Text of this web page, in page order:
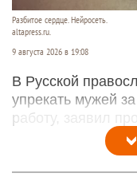
Разбитое сердце. Нейросеть.
altapress.ru.
9 августа 2026 в 19:08
В Русской
упрекать мужей
работу, заявил